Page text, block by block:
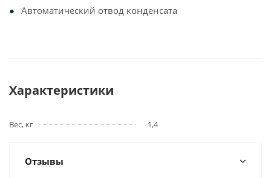
Автоматический отвод конденсата
Характеристики
Вес, кг 1,4
Отзывы